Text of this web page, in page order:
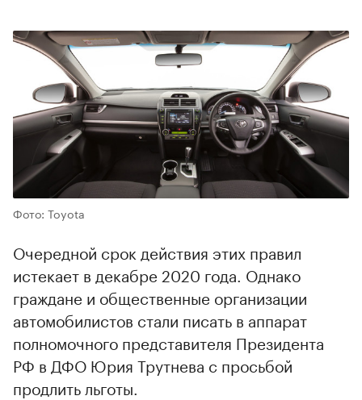
Фото: Toyota
Очередной срок действия этих правил
истекает в декабре 2020 года. Однако
граждане и общественные организации
автомобилистов стали писать в аппарат
полномочного представителя Президента
РФ в ДФО Юрия Трутнева с просьбой
продлить льготы.